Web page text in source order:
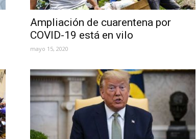
Ampliación de cuarentena por
COVID-19 está en vilo
mayo 15, 2020